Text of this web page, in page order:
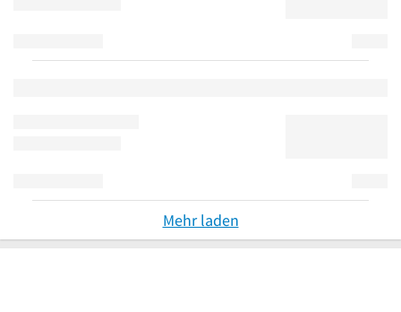
Mehr laden